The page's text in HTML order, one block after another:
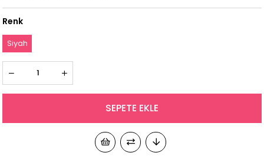
Renk
Siyah